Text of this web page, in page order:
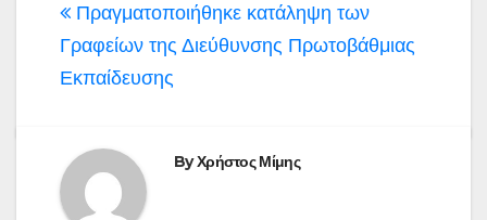
Πραγματοποιήθηκε κατάληψη των
Γραφείων της Διεύθυνσης Πρωτοβάθμιας
Εκπαίδευσης
ByΧρήστος Μίμης